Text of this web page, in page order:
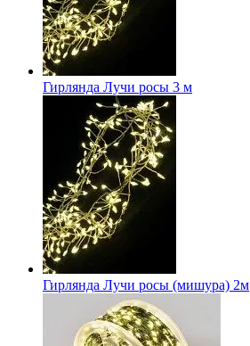
Гирлянда Лучи росы 3 м
Гирлянда Лучи росы (мишура) 2м